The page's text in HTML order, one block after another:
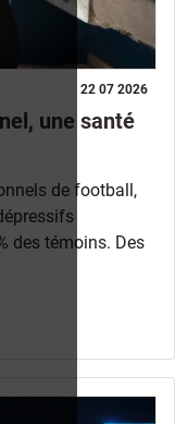
22 07 2026
une santé
de football,
des témoins. Des